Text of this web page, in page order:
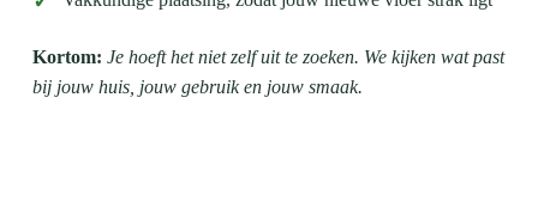
Kortom: Je hoeft het niet zelf uit te zoeken. We kijken wat past
bij jouw huis, jouw gebruik en jouw smaak.